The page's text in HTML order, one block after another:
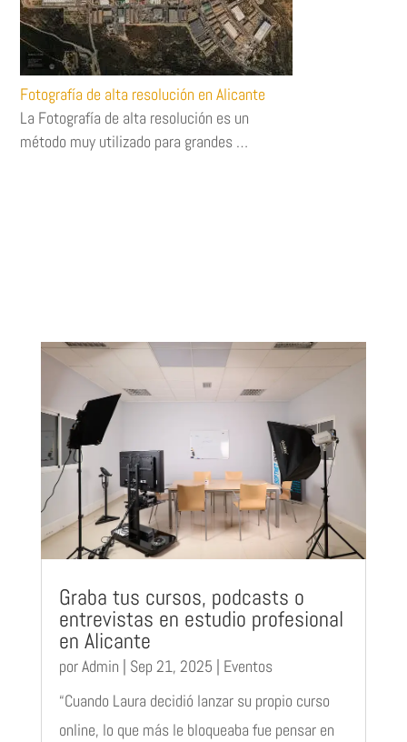
Fotografía de alta resolución en Alicante
La Fotografía de alta resolución es un
método muy utilizado para grandes …
Graba tus cursos, podcasts o
entrevistas en estudio profesional
en Alicante
porAdmin | Sep 21, 2025 | Eventos
“Cuando Laura decidió lanzar su propio curso
online, lo que más le bloqueaba fue pensar en